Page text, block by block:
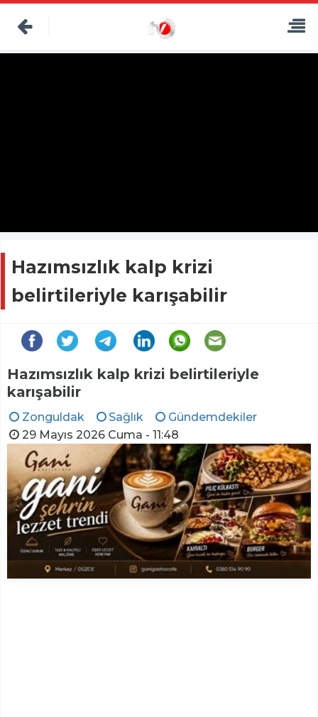
Hazımsızlık kalp krizi
belirtileriyle karışabilir
Hazımsızlık kalp krizi belirtileriyle
karışabilir
Zonguldak Sağlık
Gündemdekiler
29 Mayıs 2026 Cuma - 11:48